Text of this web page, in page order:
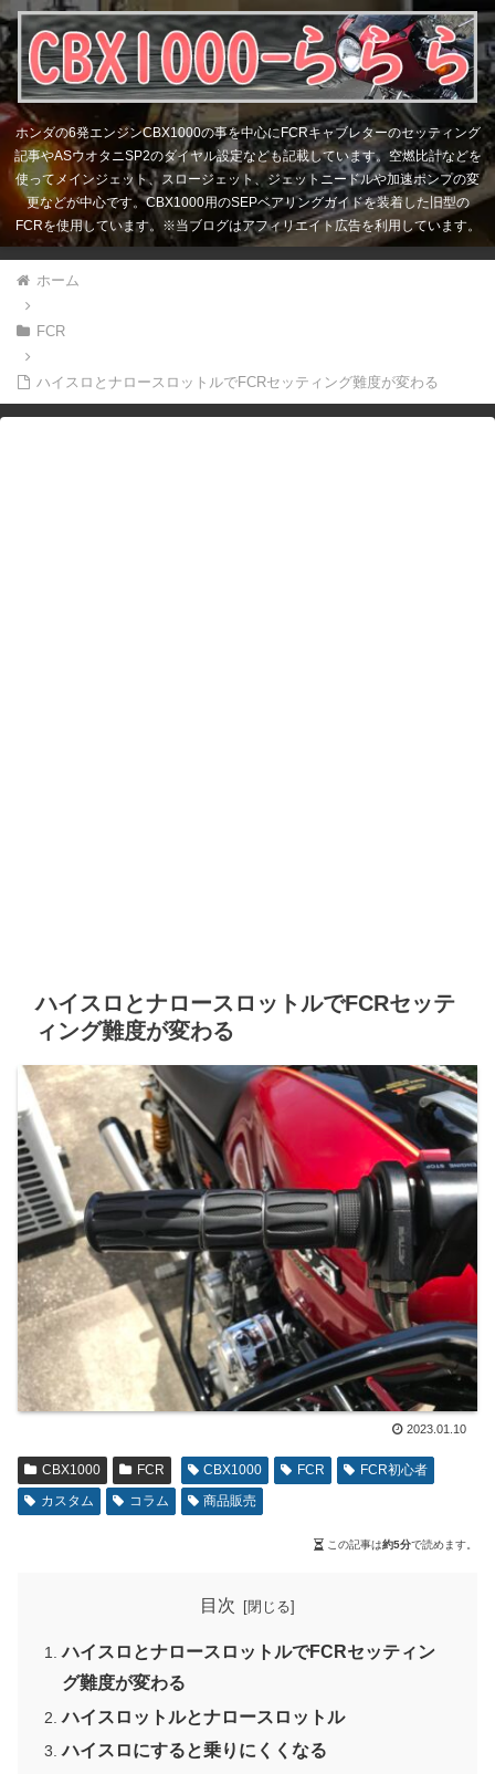
ホンダの6発エンジンCBX1000の事を中心にFCRキャブレターのセッティング
記事やASウオタニSP2のダイヤル設定なども記載しています。空燃比計などを
使ってメインジェット、スロージェット、ジェットニードルや加速ポンプの変
更などが中心です。CBX1000用のSEPベアリングガイドを装着した旧型の
FCRを使用しています。※当ブログはアフィリエイト広告を利用しています。
ホーム
FCR
ハイスロとナロースロットルでFCRセッティング難度が変わる
ハイスロとナロースロットルでFCRセッテ
ィング難度が変わる
2023.01.10
CBX1000 FCR CBX1000 FCR
FCR初心者
カスタム
コラム 商品販売
この記事は約5分で読めます。
目次
ハイスロとナロースロットルでFCRセッティン
グ難度が変わる
ハイスロットルとナロースロットル
ハイスロにすると乗りにくくなる